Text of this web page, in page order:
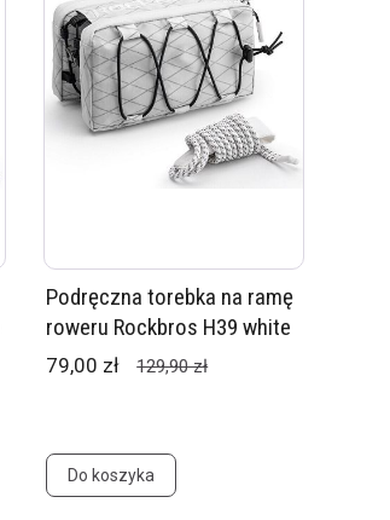
Podręczna torebka na ramę
roweru Rockbros H39 white
79,00 zł 129,90 zł
Do koszyka